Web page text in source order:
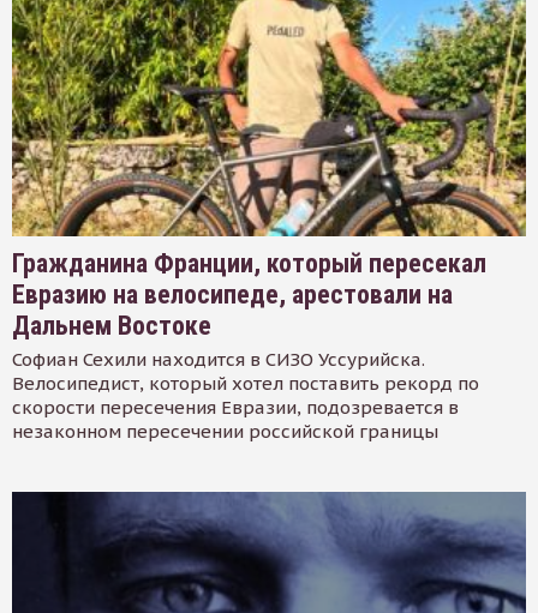
Гражданина Франции, который пересекал
Евразию на велосипеде, арестовали на
Дальнем Востоке
Софиан Сехили находится в СИЗО Уссурийска.
Велосипедист, который хотел поставить рекорд по
скорости пересечения Евразии, подозревается в
незаконном пересечении российской границы